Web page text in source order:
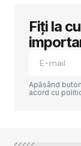
Adresa ta
Câmpurile
Fiți la
Apăsând
acord cu